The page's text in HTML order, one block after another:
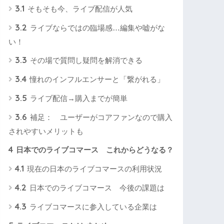
3.1 そもそも今、ライブ配信が人気
3.2 ライブならではの臨場感…編集や嘘がな
い！
3.3 その場で質問し疑問を解消できる
3.4 憧れのインフルエンサーと「繋がれる」
3.5 ライブ配信→購入までが簡単
3.6 補足： ユーザーがコアファンなので購入
されやすいメリットも
4 日本でのライブコマース これからどうなる？
4.1 現在の日本のライブコマースの利用状況
4.2 日本でのライブコマース 今後の課題は
4.3 ライブコマースに参入している企業は